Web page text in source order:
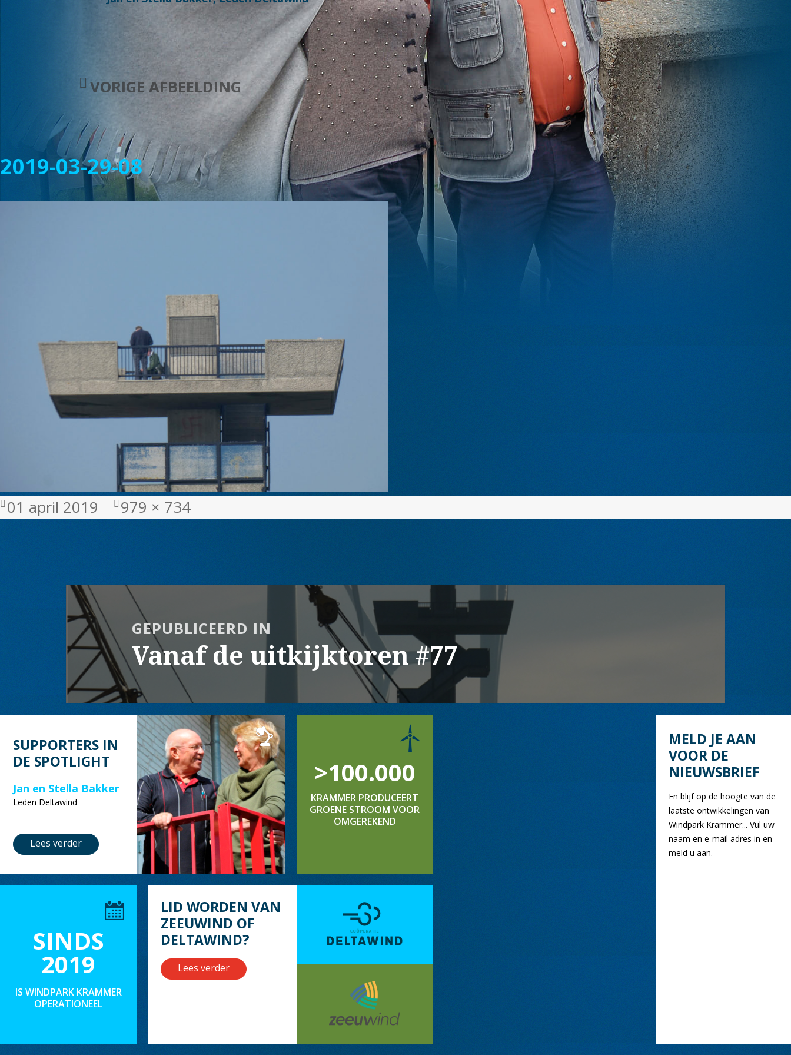
VORIGE AFBEELDING
2019-03-29-08
Geplaatst
01 april 2019
Volledige
979 × 734
Bericht
navigatie
GEPUBLICEERD IN
Vanaf de uitkijktoren #77
SUPPORTERS IN
DE SPOTLIGHT
Jan en Stella Bakker
Leden Deltawind
Lees verder
>100.000
KRAMMER PRODUCEERT
GROENE STROOM VOOR
OMGEREKEND
SINDS
2019
IS WINDPARK KRAMMER
OPERATIONEEL
LID WORDEN VAN
ZEEUWIND OF
DELTAWIND?
Lees verder
MELD JE AAN
VOOR DE
NIEUWSBRIEF
En blijf op de hoogte van de
laatste ontwikkelingen van
Windpark Krammer... Vul uw
naam en e-mail adres in en
meld u aan.